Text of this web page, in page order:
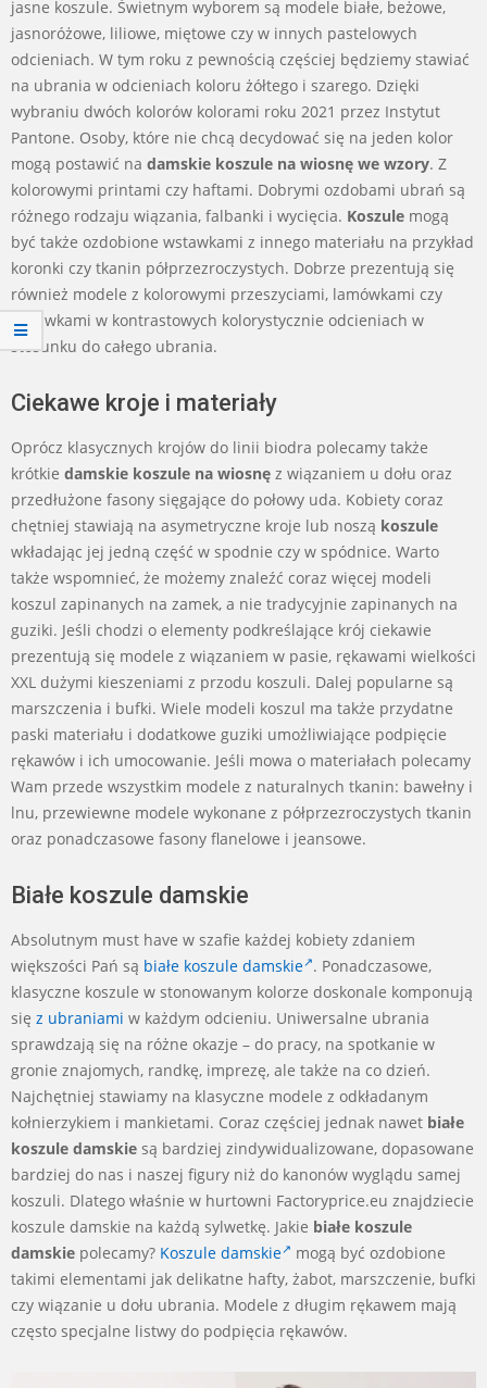
jasne koszule. Świetnym wyborem są modele białe, beżowe,
jasnoróżowe, liliowe, miętowe czy w innych pastelowych
odcieniach. W tym roku z pewnością częściej będziemy stawiać
na ubrania w odcieniach koloru żółtego i szarego. Dzięki
wybraniu dwóch kolorów kolorami roku 2021 przez Instytut
Pantone. Osoby, które nie chcą decydować się na jeden kolor
mogą postawić na damskie koszule na wiosnę we wzory. Z
kolorowymi printami czy haftami. Dobrymi ozdobami ubrań są
różnego rodzaju wiązania, falbanki i wycięcia. Koszule mogą
być także ozdobione wstawkami z innego materiału na przykład
koronki czy tkanin półprzezroczystych. Dobrze prezentują się
również modele z kolorowymi przeszyciami, lamówkami czy
wstawkami w kontrastowych kolorystycznie odcieniach w
stosunku do całego ubrania.
Ciekawe kroje i materiały
Oprócz klasycznych krojów do linii biodra polecamy także
krótkie damskie koszule na wiosnę z wiązaniem u dołu oraz
przedłużone fasony sięgające do połowy uda. Kobiety coraz
chętniej stawiają na asymetryczne kroje lub noszą koszule
wkładając jej jedną część w spodnie czy w spódnice. Warto
także wspomnieć, że możemy znaleźć coraz więcej modeli
koszul zapinanych na zamek, a nie tradycyjnie zapinanych na
guziki. Jeśli chodzi o elementy podkreślające krój ciekawie
prezentują się modele z wiązaniem w pasie, rękawami wielkości
XXL dużymi kieszeniami z przodu koszuli. Dalej popularne są
marszczenia i bufki. Wiele modeli koszul ma także przydatne
paski materiału i dodatkowe guziki umożliwiające podpięcie
rękawów i ich umocowanie. Jeśli mowa o materiałach polecamy
Wam przede wszystkim modele z naturalnych tkanin: bawełny i
lnu, przewiewne modele wykonane z półprzezroczystych tkanin
oraz ponadczasowe fasony flanelowe i jeansowe.
Białe koszule damskie
Absolutnym must have w szafie każdej kobiety zdaniem
większości Pań są białe koszule damskie . Ponadczasowe,
klasyczne koszule w stonowanym kolorze doskonale komponują
się z ubraniami w każdym odcieniu. Uniwersalne ubrania
sprawdzają się na różne okazje – do pracy, na spotkanie w
gronie znajomych, randkę, imprezę, ale także na co dzień.
Najchętniej stawiamy na klasyczne modele z odkładanym
kołnierzykiem i mankietami. Coraz częściej jednak nawet białe
koszule damskie są bardziej zindywidualizowane, dopasowane
bardziej do nas i naszej figury niż do kanonów wyglądu samej
koszuli. Dlatego właśnie w hurtowni Factoryprice.eu znajdziecie
koszule damskie na każdą sylwetkę. Jakie białe koszule
damskie polecamy? Koszule damskie
mogą być ozdobione
takimi elementami jak delikatne hafty, żabot, marszczenie, bufki
czy wiązanie u dołu ubrania. Modele z długim rękawem mają
często specjalne listwy do podpięcia rękawów.